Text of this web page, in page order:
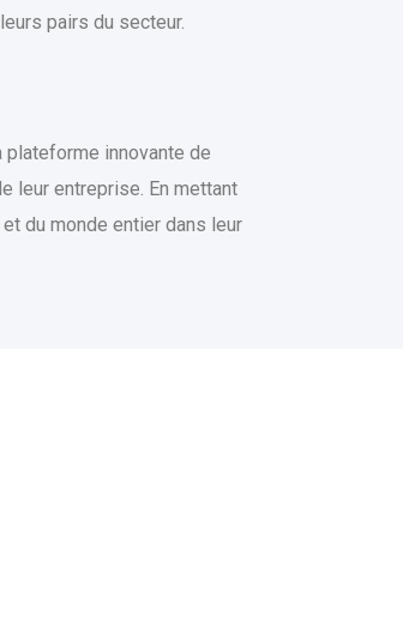
pairs du secteur.
innovante de
leur entreprise. En mettant
du monde entier dans leur